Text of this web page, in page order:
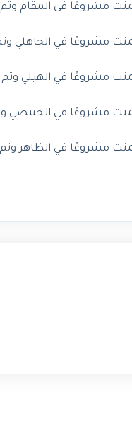
في المقام وتم
في الجاهلي وتم
في الهيلي وتم
في الخبيصي وتم
في الظاهر وتم